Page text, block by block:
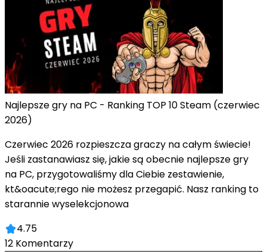
Najlepsze gry na PC - Ranking TOP 10 Steam (czerwiec
2026)
Czerwiec 2026 rozpieszcza graczy na całym świecie!
Jeśli zastanawiasz się, jakie są obecnie najlepsze gry
na PC, przygotowaliśmy dla Ciebie zestawienie,
kt&oacute;rego nie możesz przegapić. Nasz ranking to
starannie wyselekcjonowa
4.75
12 Komentarzy